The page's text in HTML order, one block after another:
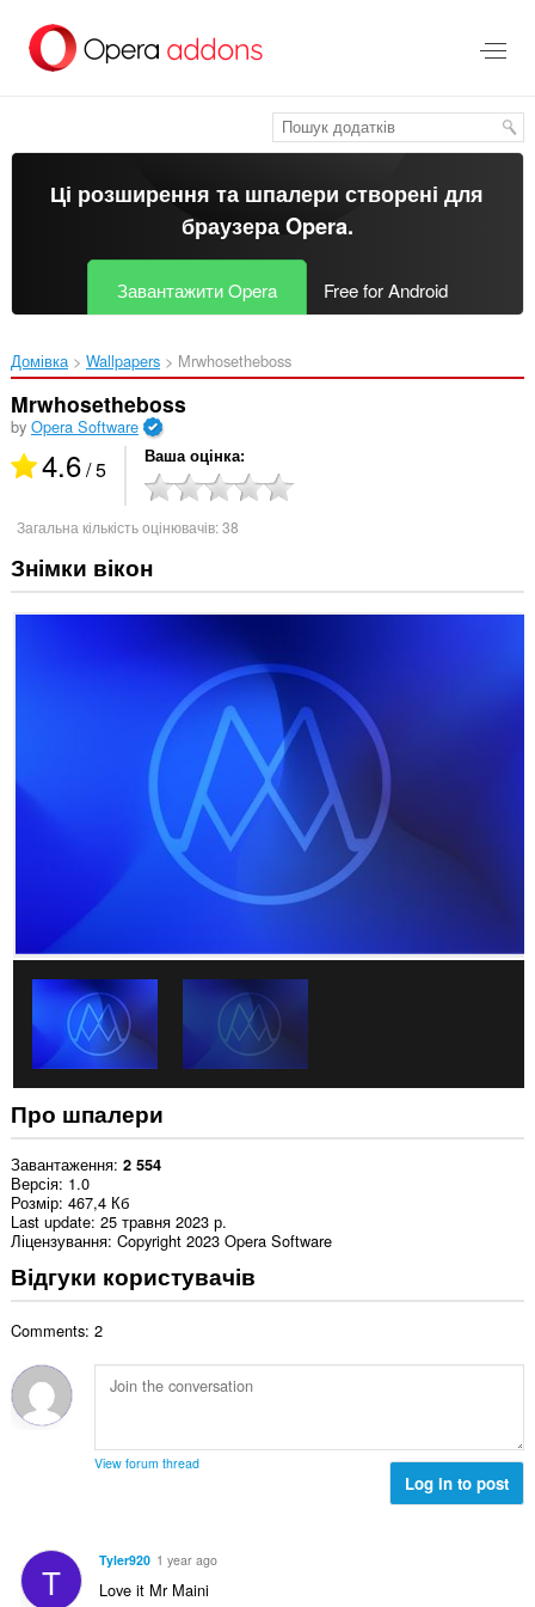
основного
Ці розширення та шпалери створені для
браузера Opera.
Завантажити Opera Free for Android
Домівка Wallpapers Mrwhosetheboss‎
Mrwhosetheboss
by Opera Software
4.6/ 5 Ваша оцінка
Загальна кількість оцінювачів:38
Знімки вікон
Про шпалери
Завантаження 2 554
Версія 1.0
Розмір 467,4 Кб
Last update 25 травня 2023 р.
Ліцензування Copyright 2023 Opera Software
Відгуки користувачів
Comments: 2
View forum thread
Log in to post
T Tyler920 1 year ago
Love it Mr Maini